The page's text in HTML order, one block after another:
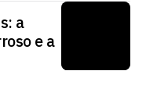
a
e a